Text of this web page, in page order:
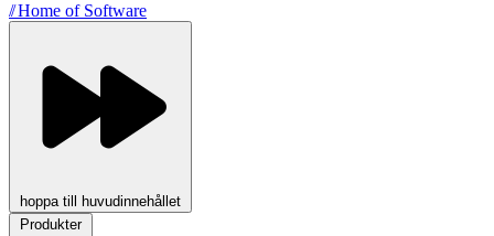
//Home of Software
hoppa till huvudinnehållet
Produkter